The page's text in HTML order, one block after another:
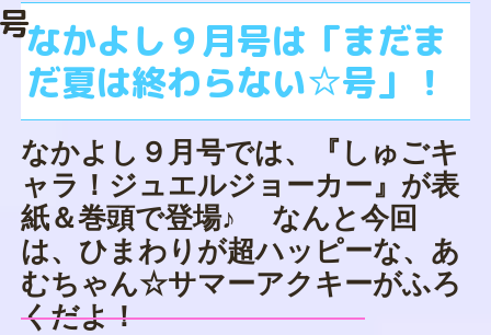
なかよし９月号は「まだま
だ夏は終わらない☆号」！
なかよし９月号では、『しゅごキ
ャラ！ジュエルジョーカー』が表
紙＆巻頭で登場♪ なんと今回
は、ひまわりが超ハッピーな、あ
むちゃん☆サマーアクキーがふろ
くだよ！